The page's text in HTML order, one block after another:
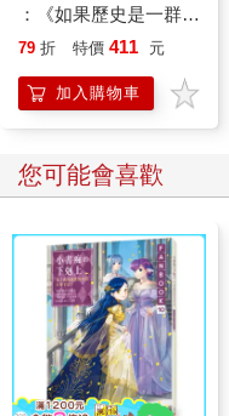
：《如果歷史是一群
喵》作者最新力作，附
79 折 特價 411 元
加入購物車
您可能會喜歡